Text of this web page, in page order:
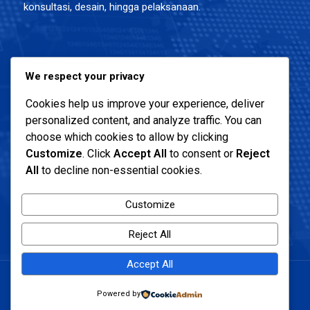
konsultasi, desain, hingga pelaksanaan.
Alamat Kantor :
Menara 165 Lantai 4, Jl TB Simatupang, Cilandak Timur,
Pasar Minggu, Jakarta Selatans
Lima Pilar Konstruksi © Copyright 2026. All Rights
Reserved
We respect your privacy
Cookies help us improve your experience, deliver
personalized content, and analyze traffic. You can
choose which cookies to allow by clicking
Customize. Click Accept All to consent or Reject
All to decline non-essential cookies.
Customize
Reject All
Accept All
Powered by